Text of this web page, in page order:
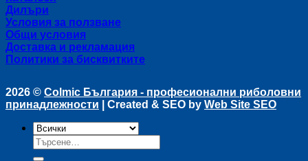
Дилъри
Условия за ползване
Общи условия
Доставка и рекламация
Политики за бисквитките
2026 © Colmic България - професионални риболовни
принадлежности | Created & SEO by Web Site SEO
Търсене
за: